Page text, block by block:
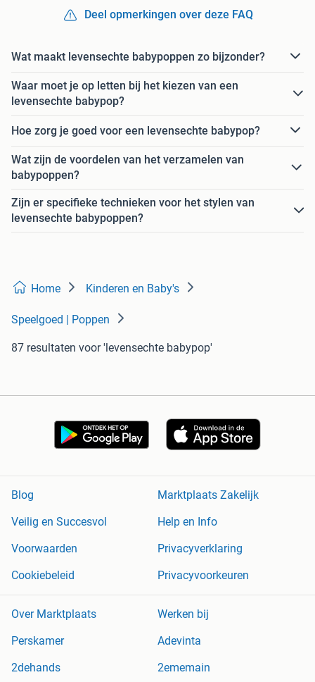
Deel opmerkingen over deze FAQ
Wat maakt levensechte babypoppen zo bijzonder?
Waar moet je op letten bij het kiezen van een
levensechte babypop?
Hoe zorg je goed voor een levensechte babypop?
Wat zijn de voordelen van het verzamelen van
babypoppen?
Zijn er specifieke technieken voor het stylen van
levensechte babypoppen?
Home Kinderen en Baby's
Speelgoed | Poppen
87 resultaten voor 'levensechte babypop'
Blog
Marktplaats Zakelijk
Veilig en Succesvol
Help en Info
Voorwaarden
Privacyverklaring
Cookiebeleid
Privacyvoorkeuren
Over Marktplaats
Werken bij
Perskamer
Adevinta
2dehands
2ememain